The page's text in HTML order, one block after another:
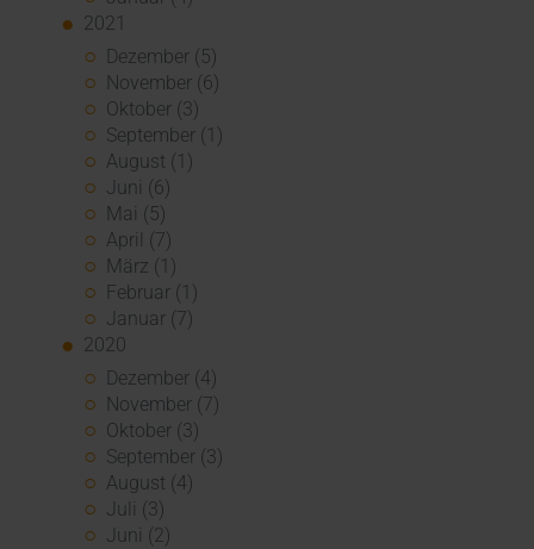
2021
Dezember (5)
November (6)
Oktober (3)
September (1)
August (1)
Juni (6)
Mai (5)
April (7)
März (1)
Februar (1)
Januar (7)
2020
Dezember (4)
November (7)
Oktober (3)
September (3)
August (4)
Juli (3)
Juni (2)